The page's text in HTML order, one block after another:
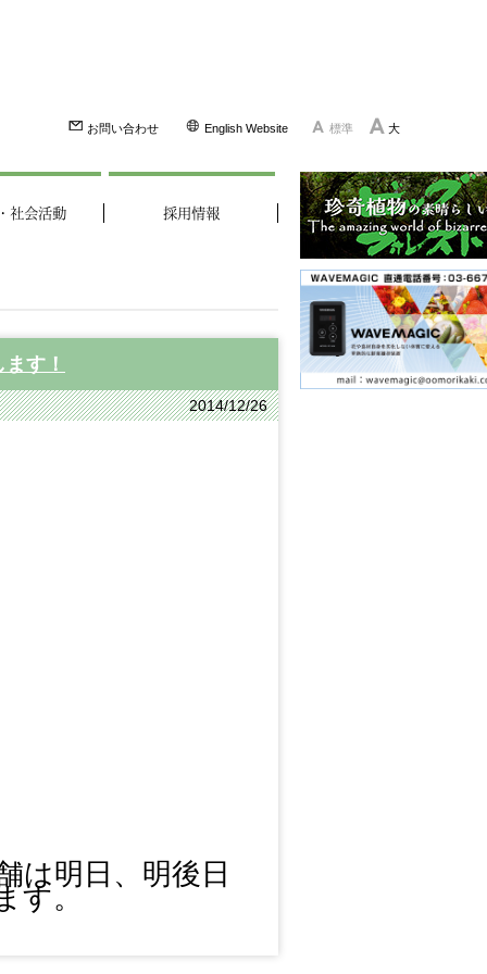
お問い合わせ English Website 標準 大
社会活動 採用情報
す！
2014/12/26
は明日、明後日
す。